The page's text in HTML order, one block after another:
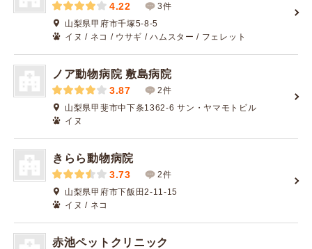
4.22
3件
山梨県甲府市千塚5-8-5
イヌ / ネコ / ウサギ / ハムスター / フェレット
ノア動物病院 敷島病院
3.87
2件
山梨県甲斐市中下条1362-6 サン・ヤマモトビル
イヌ
きらら動物病院
3.73
2件
山梨県甲府市下飯田2-11-15
イヌ / ネコ
赤池ペットクリニック